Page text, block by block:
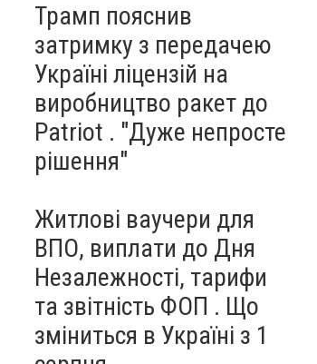
Трамп пояснив
затримку з передачею
Україні ліцензій на
виробництво ракет до
Patriot . "Дуже непросте
рішення"
Житлові ваучери для
ВПО, виплати до Дня
Незалежності, тарифи
та звітність ФОП . Що
зміниться в Україні з 1